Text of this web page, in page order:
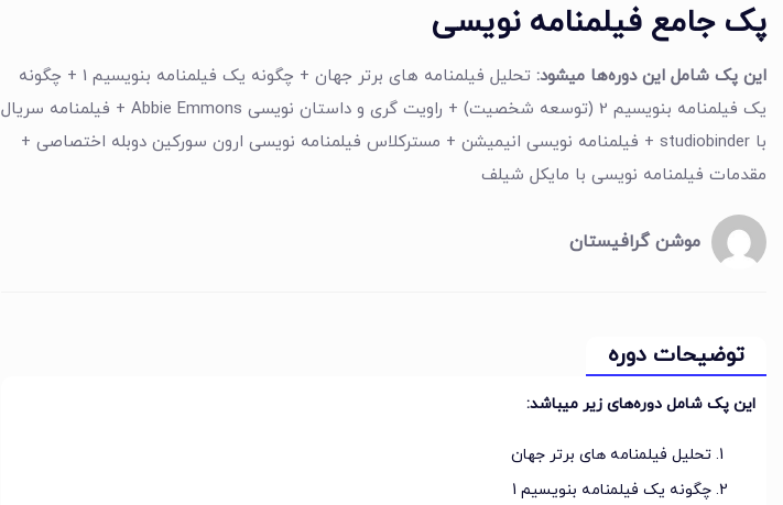
پک جامع فیلمنامه نویسی
این پک شامل این دوره‌ها میشود:
تحلیل فیلمنامه های برتر جهان + چگونه یک فیلمنامه بنویسیم 1 + چگونه
یک فیلمنامه بنویسیم 2 (توسعه شخصیت) + راویت گری و داستان نویسی Abbie Emmons + فیلمنامه سریال
با studiobinder + فیلمنامه نویسی انیمیشن + مسترکلاس فیلمنامه نویسی ارون سورکین دوبله اختصاصی +
مقدمات فیلمنامه نویسی با مایکل شیلف
موشن گرافیستان
توضیحات دوره
این پک شامل دوره‌های زیر میباشد:
تحلیل فیلمنامه های برتر جهان
چگونه یک فیلمنامه بنویسیم 1